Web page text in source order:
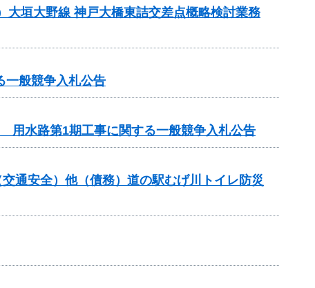
垣大野線 神戸大橋東詰交差点概略検討業務
般競争入札公告
水路第1期工事に関する一般競争入札公告
通安全）他（債務）道の駅むげ川トイレ防災